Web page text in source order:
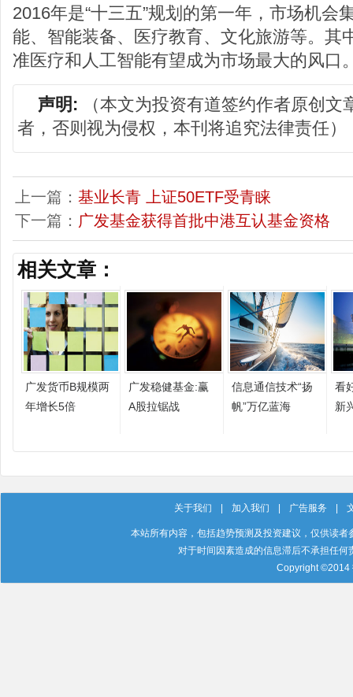
2016年是“十三五”规划的第一年，市场机会
能、智能装备、医疗教育、文化旅游等。其
准医疗和人工智能有望成为市场最大的风口
声明:
（本文为投资有道签约作者原创
者，否则视为侵权，本刊将追究法律责任）
上一篇： 基业长青 上证50ETF受青睐
下一篇： 广发基金获得首批中港互认基金资格
相关文章：
广发货币B规模两
年增长5倍
广发稳健基金:赢
A股拉锯战
信息通信技术“扬
帆”万亿蓝海
看
新
关于我们 加入我们 广告服务
本站所有内容，包括趋势预测及投资建议，仅供读
对于时间因素造成的信息滞后不承担任
Copyright ©2014